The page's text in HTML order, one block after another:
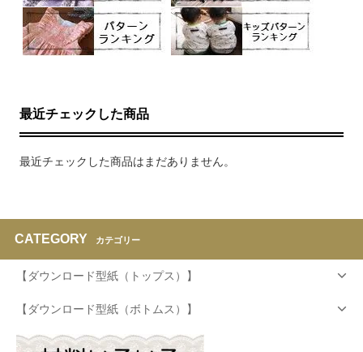
最近チェックした商品
最近チェックした商品はまだありません。
CATEGORY カテゴリー
【ダウンロード型紙（トップス）】
【ダウンロード型紙（ボトムス）】